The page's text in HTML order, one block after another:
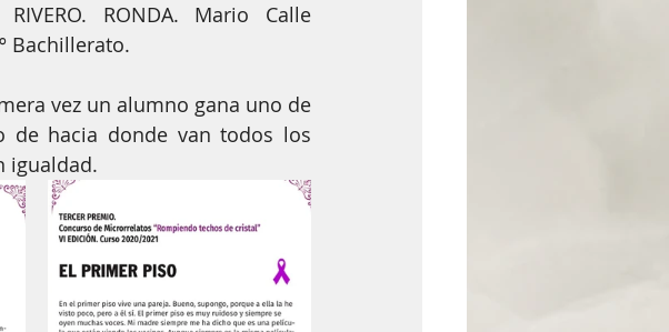
RIVERO. RONDA. Mario Calle
Bachillerato.
vez un alumno gana uno de
de hacia donde van todos los
igualdad.